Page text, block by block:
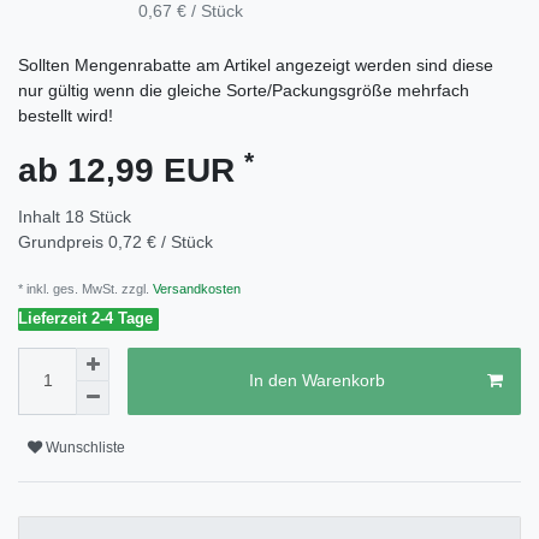
0,67 € / Stück
Sollten Mengenrabatte am Artikel angezeigt werden sind diese
nur gültig wenn die gleiche Sorte/Packungsgröße mehrfach
bestellt wird!
ab 12,99 EUR *
Inhalt 18 Stück
Grundpreis 0,72 € / Stück
* inkl. ges. MwSt. zzgl. Versandkosten
Lieferzeit 2-4 Tage
In den Warenkorb
Wunschliste